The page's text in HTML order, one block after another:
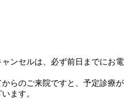
ャンセルは、必ず前日までにお電
からのご来院ですと、予定診療が
ます。